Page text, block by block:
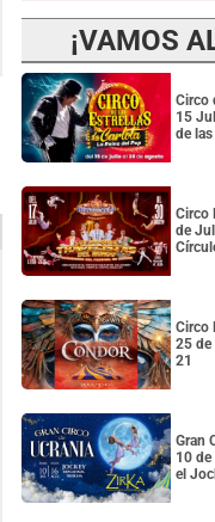
¡VAMOS
Circo
15
de
Circo
de
Circo
25 de
21
Gran
10
el